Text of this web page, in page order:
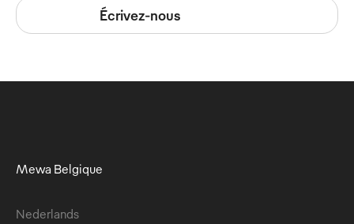
Écrivez-nous
Mewa Belgique
Nederlands